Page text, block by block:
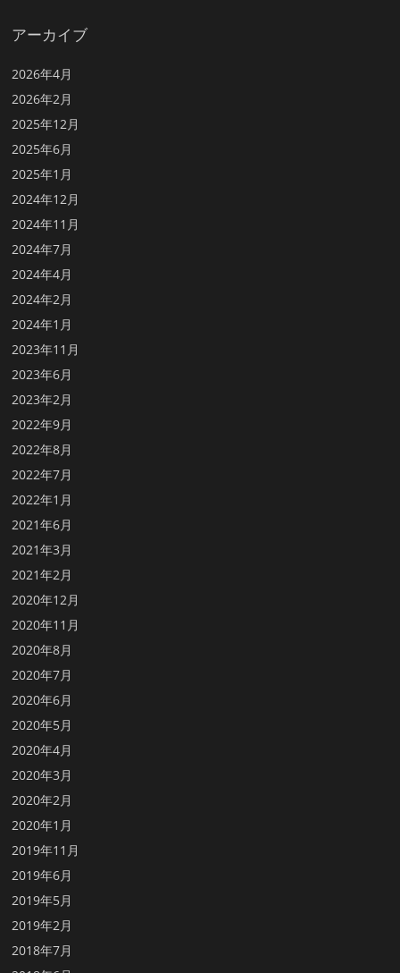
アーカイブ
2026年4月
2026年2月
2025年12月
2025年6月
2025年1月
2024年12月
2024年11月
2024年7月
2024年4月
2024年2月
2024年1月
2023年11月
2023年6月
2023年2月
2022年9月
2022年8月
2022年7月
2022年1月
2021年6月
2021年3月
2021年2月
2020年12月
2020年11月
2020年8月
2020年7月
2020年6月
2020年5月
2020年4月
2020年3月
2020年2月
2020年1月
2019年11月
2019年6月
2019年5月
2019年2月
2018年7月